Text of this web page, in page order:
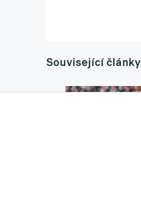
Související články